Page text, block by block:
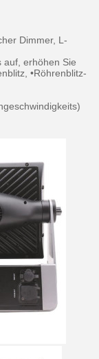
Dimmer, L-
auf, erhöhen Sie
•Röhrenblitz-